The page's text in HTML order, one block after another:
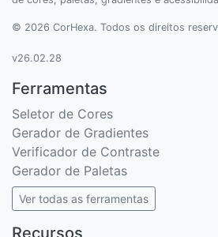
© 2026 CorHexa. Todos os direitos
v26.02.28
Ferramentas
Seletor de Cores
Gerador de Gradientes
Verificador de Contraste
Gerador de Paletas
Ver todas as ferramentas
Recursos